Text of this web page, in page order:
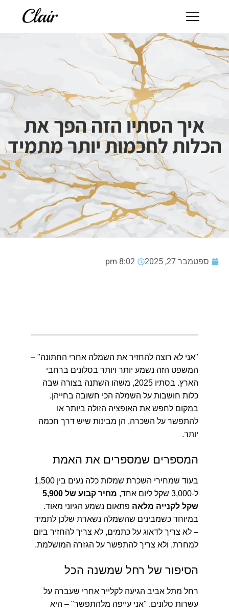
איך הסתיו הזה הפך את
הכלות לחכמות יותר מתמיד
ספטמבר 27, 2025 8:02 pm
"אני לא רוצה להחזיר את השמלה אחרי החתונה" –
המשפט הזה נשמע יותר ויותר בסלונים ברחבי
הארץ. בסתיו 2025, משהו השתנה בצורה שבה
כלות חושבות על השמלה הכי חשובה בחייהן.
במקום לחפש את האופציה הזולה ביותר או
להתפשר על השכרה, הן מבינות שיש דרך חכמה
יותר.
המספרים שמספרים את האמת
בעוד שמחירי השכרת שמלות כלה נעים בין 1,500
ל-3,000 שקל ליום אחד,
מחיר קבוע של 5,900
שקל לקנייה מלאה פתאום נשמע הגיוני מאוד.
במיוחד כשמבינים שהשמלה נשארת שלכן לתמיד
– לא צריך לדאוג על כתמים, לא צריך להחזיר ביום
למחרת, ולא צריך להתפשר על הגזרה המושלמת.
הסיפור של רחל שמשנה הכל
רחל מתל אביב הגיעה לקלייר אחרי שעברה על
עשרות סלונים. "אני עייפה מלהתפשר" – היא